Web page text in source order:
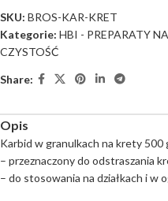
SKU: BROS-KAR-KRET
Kategorie: HBI - PREPARATY
CZYSTOŚĆ
Share:
Opis
Karbid w granulkach na krety 500
– przeznaczony do odstraszania
– do stosowania na działkach i w